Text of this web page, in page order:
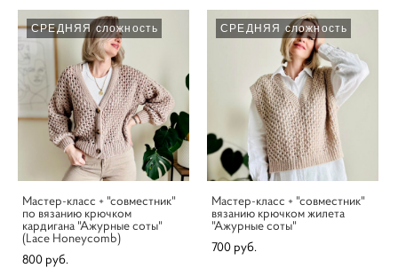
СРЕДНЯЯ сложность
Мастер-класс + "совместник"
по вязанию крючком
кардигана "Ажурные соты"
(Lace Honeycomb)
800 pуб.
СРЕДНЯЯ сложность
Мастер-класс + "совместник"
вязанию крючком жилета
"Ажурные соты"
700 pуб.